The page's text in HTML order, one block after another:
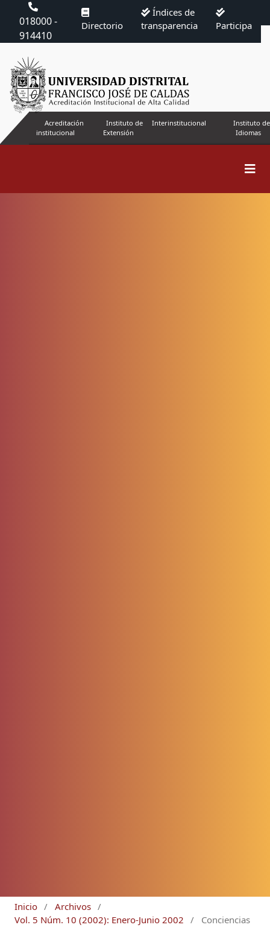
018000 -
914410
Directorio
Índices de
transparencia
Participa
Acreditación
institucional
Instituto de
Extensión
Interinstitucional
Instituto de
Idiomas
Inicio / Archivos /
Vol. 5 Núm. 10 (2002): Enero-Junio 2002
/ Conciencias